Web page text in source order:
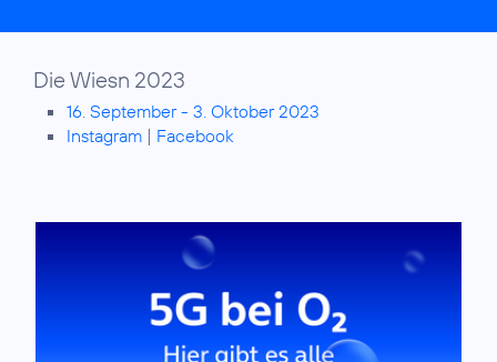
Die Wiesn 2023
16. September - 3. Oktober 2023
Instagram | Facebook